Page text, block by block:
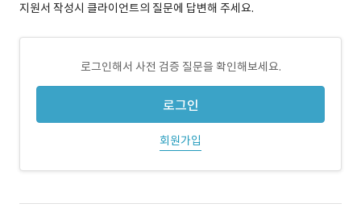
지원서 작성시 클라이언트의 질문에 답변해 주세요.
로그인해서 사전 검증 질문을 확인해보세요.
로그인
회원가입